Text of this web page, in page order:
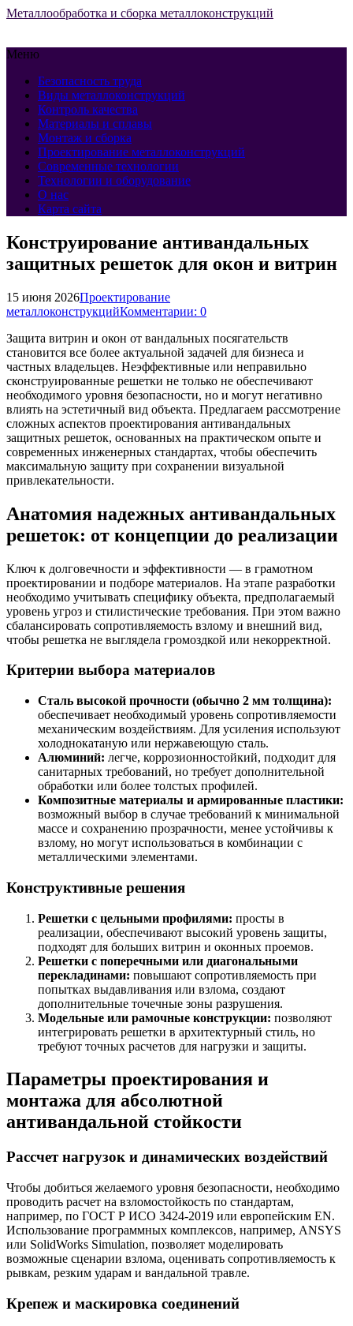
Металлообработка и сборка металлоконструкций
Меню
Безопасность труда
Виды металлоконструкций
Контроль качества
Материалы и сплавы
Монтаж и сборка
Проектирование металлоконструкций
Современные технологии
Технологии и оборудование
О нас
Карта сайта
Конструирование антивандальных
защитных решеток для окон и витрин
15 июня 2026Проектирование
металлоконструкцийКомментарии: 0
Защита витрин и окон от вандальных посягательств
становится все более актуальной задачей для бизнеса и
частных владельцев. Неэффективные или неправильно
сконструированные решетки не только не обеспечивают
необходимого уровня безопасности, но и могут негативно
влиять на эстетичный вид объекта. Предлагаем рассмотрение
сложных аспектов проектирования антивандальных
защитных решеток, основанных на практическом опыте и
современных инженерных стандартах, чтобы обеспечить
максимальную защиту при сохранении визуальной
привлекательности.
Анатомия надежных антивандальных
решеток: от концепции до реализации
Ключ к долговечности и эффективности — в грамотном
проектировании и подборе материалов. На этапе разработки
необходимо учитывать специфику объекта, предполагаемый
уровень угроз и стилистические требования. При этом важно
сбалансировать сопротивляемость взлому и внешний вид,
чтобы решетка не выглядела громоздкой или некорректной.
Критерии выбора материалов
Сталь высокой прочности (обычно 2 мм толщина):
обеспечивает необходимый уровень сопротивляемости
механическим воздействиям. Для усиления используют
холоднокатаную или нержавеющую сталь.
Алюминий: легче, коррозионностойкий, подходит для
санитарных требований, но требует дополнительной
обработки или более толстых профилей.
Композитные материалы и армированные пластики:
возможный выбор в случае требований к минимальной
массе и сохранению прозрачности, менее устойчивы к
взлому, но могут использоваться в комбинации с
металлическими элементами.
Конструктивные решения
Решетки с цельными профилями: просты в
реализации, обеспечивают высокий уровень защиты,
подходят для больших витрин и оконных проемов.
Решетки с поперечными или диагональными
перекладинами: повышают сопротивляемость при
попытках выдавливания или взлома, создают
дополнительные точечные зоны разрушения.
Модельные или рамочные конструкции: позволяют
интегрировать решетки в архитектурный стиль, но
требуют точных расчетов для нагрузки и защиты.
Параметры проектирования и
монтажа для абсолютной
антивандальной стойкости
Рассчет нагрузок и динамических воздействий
Чтобы добиться желаемого уровня безопасности, необходимо
проводить расчет на взломостойкость по стандартам,
например, по ГОСТ Р ИСО 3424-2019 или европейским EN.
Использование программных комплексов, например, ANSYS
или SolidWorks Simulation, позволяет моделировать
возможные сценарии взлома, оценивать сопротивляемость к
рывкам, резким ударам и вандальной травле.
Крепеж и маскировка соединений